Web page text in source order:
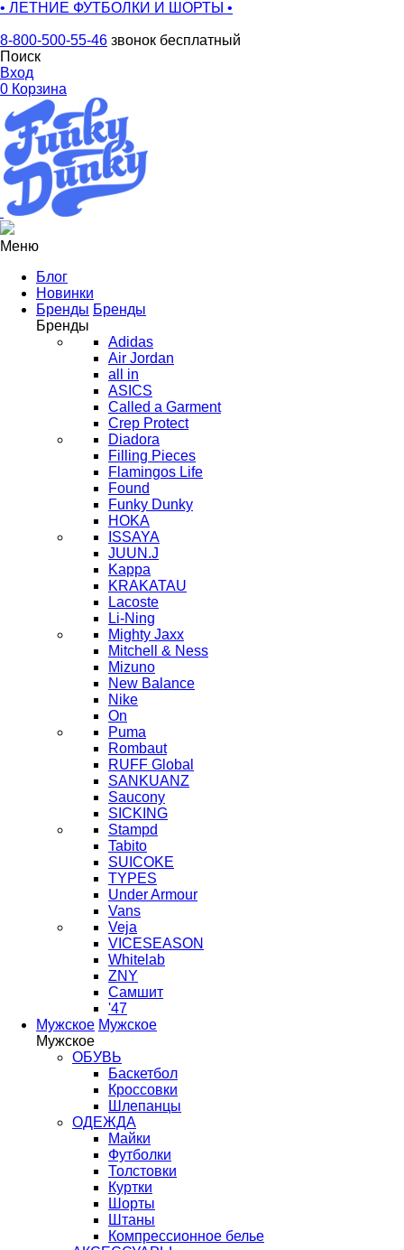
• ЛЕТНИЕ ФУТБОЛКИ И ШОРТЫ •
8-800-500-55-46 звонок бесплатный
Поиск
Вход
0 Корзина
Меню
Блог
Новинки
Бренды Бренды
Бренды
Adidas
Air Jordan
all in
ASICS
Called a Garment
Crep Protect
Diadora
Filling Pieces
Flamingos Life
Found
Funky Dunky
HOKA
ISSAYA
JUUN.J
Kappa
KRAKATAU
Lacoste
Li-Ning
Mighty Jaxx
Mitchell & Ness
Mizuno
New Balance
Nike
On
Puma
Rombaut
RUFF Global
SANKUANZ
Saucony
SICKING
Stampd
Tabito
SUICOKE
TYPES
Under Armour
Vans
Veja
VICESEASON
Whitelab
ZNY
Самшит
'47
Мужское Мужское
Мужское
ОБУВЬ
Баскетбол
Кроссовки
Шлепанцы
ОДЕЖДА
Майки
Футболки
Толстовки
Куртки
Шорты
Штаны
Компрессионное белье